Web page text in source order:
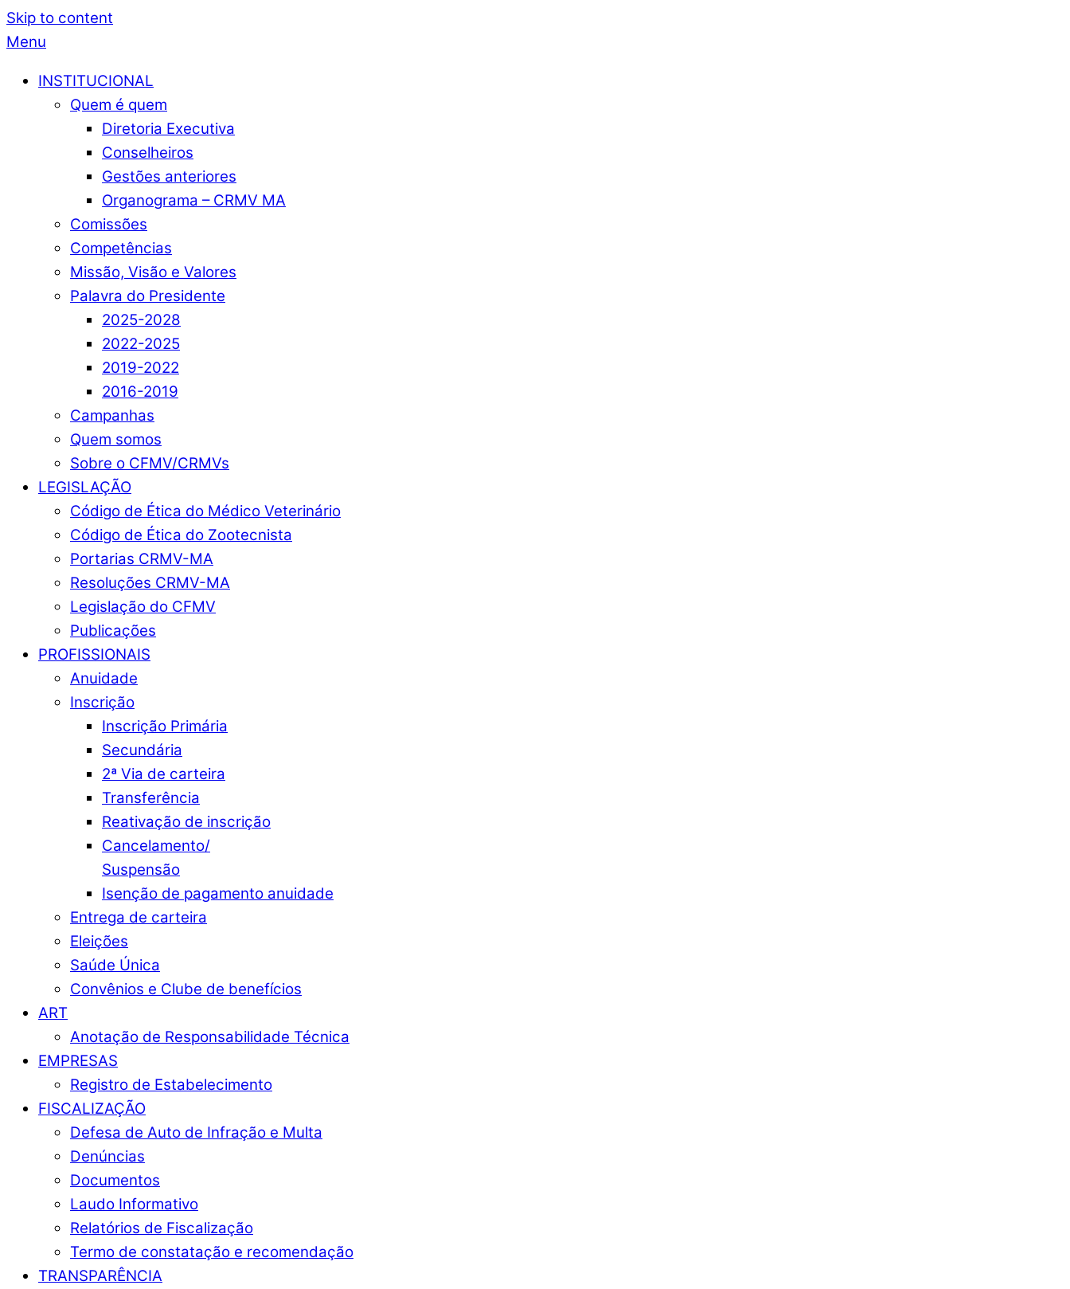
Skip to content
Menu
INSTITUCIONAL
Quem é quem
Diretoria Executiva
Conselheiros
Gestões anteriores
Organograma – CRMV MA
Comissões
Competências
Missão, Visão e Valores
Palavra do Presidente
2025-2028
2022-2025
2019-2022
2016-2019
Campanhas
Quem somos
Sobre o CFMV/CRMVs
LEGISLAÇÃO
Código de Ética do Médico Veterinário
Código de Ética do Zootecnista
Portarias CRMV-MA
Resoluções CRMV-MA
Legislação do CFMV
Publicações
PROFISSIONAIS
Anuidade
Inscrição
Inscrição Primária
Secundária
2ª Via de carteira
Transferência
Reativação de inscrição
Cancelamento/
Suspensão
Isenção de pagamento anuidade
Entrega de carteira
Eleições
Saúde Única
Convênios e Clube de benefícios
ART
Anotação de Responsabilidade Técnica
EMPRESAS
Registro de Estabelecimento
FISCALIZAÇÃO
Defesa de Auto de Infração e Multa
Denúncias
Documentos
Laudo Informativo
Relatórios de Fiscalização
Termo de constatação e recomendação
TRANSPARÊNCIA